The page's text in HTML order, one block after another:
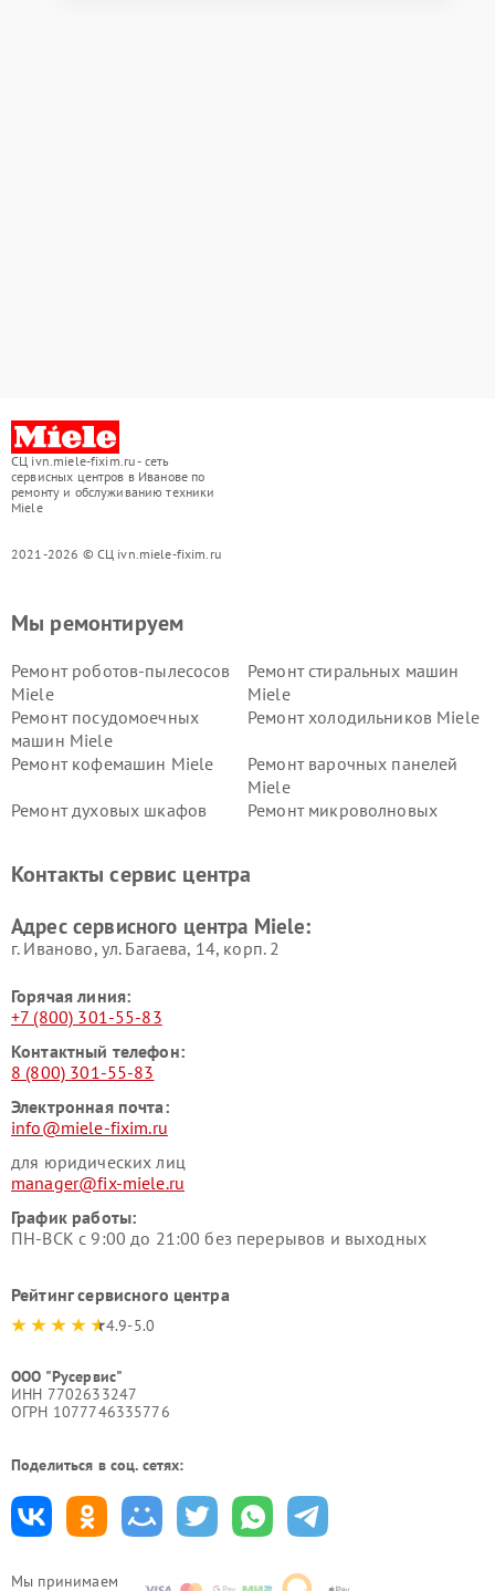
СЦ ivn.miele-fixim.ru - сеть
сервисных центров в Иванове по
ремонту и обслуживанию техники
Miele
2021-2026 © СЦ ivn.miele-fixim.ru
Мы принимаем
Мы ремонтируем
Ремонт роботов-пылесосов
Miele
Ремонт стиральных машин
Miele
Ремонт посудомоечных
машин Miele
Ремонт холодильников Miele
Ремонт кофемашин Miele
Ремонт варочных панелей
Miele
Ремонт духовых шкафов
Ремонт микроволновых
Miele
Miele
пылесосов Miele
Контакты сервис центра
Адрес сервисного центра Miele:
г. Иваново, ул. Багаева, 14, корп. 2
Горячая линия:
+7 (800) 301-55-83
Контактный телефон:
8 (800) 301-55-83
Электронная почта:
info@miele-fixim.ru
для юридических лиц
manager@fix-miele.ru
График работы:
ПН-ВСК с 9:00 до 21:00 без перерывов и выходных
Рейтинг сервисного центра
4.9-5.0
ООО "Русервис"
ИНН 7702633247
ОГРН 1077746335776
Поделиться в соц. сетях: